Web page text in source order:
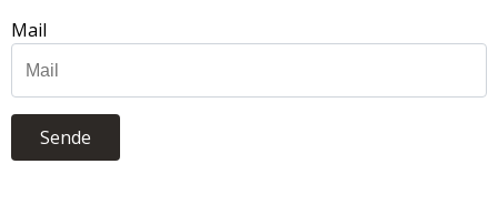
Mail
Sende